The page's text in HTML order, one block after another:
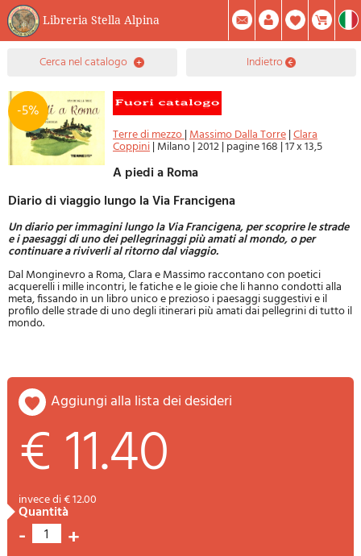
Libreria Stella Alpina
0 Prodotto(i) Attualmente Nel Carrello Riepilogo
Facebook
Registrati Mod. Password
cerca nel catalogo indietro
-5%
Terre di mezzo|Massimo Dalla Torre|Clara
Coppini| Milano|2012| pagine 168 |17 x 13,5
A piedi a Roma
Diario di viaggio lungo la Via Francigena
Un diario per immagini lungo la Via Francigena, per scoprire le strade
e i paesaggi di uno dei pellegrinaggi più amati al mondo, o per
continuare a riviverli al ritorno dal viaggio.
Dal Monginevro a Roma, Clara e Massimo raccontano con poetici
acquerelli i mille incontri, le fatiche e le gioie che li hanno condotti alla
meta, fissando in un libro unico e prezioso i paesaggi suggestivi e il
profilo delle strade di uno degli itinerari più amati dai pellegrini di tutto il
mondo.
aggiungi alla lista dei desideri
€ 11.40
invece di € 12.00
quantità
- 1 +